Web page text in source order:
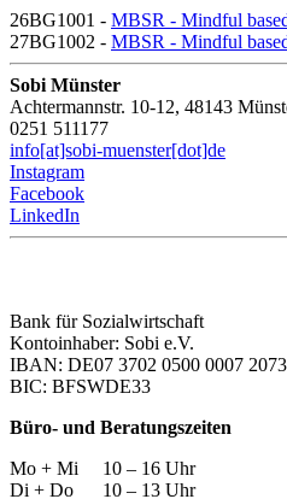
26BG1001 - MBSR - Mindful
27BG1002 - MBSR - Mindful
Sobi Münster
Achtermannstr. 10-12, 48143
0251 511177
info[at]sobi-muenster[dot]de
Instagram
Facebook
LinkedIn
Bank für Sozialwirtschaft
Kontoinhaber: Sobi e.V.
IBAN: DE07 3702 0500 0007
BIC: BFSWDE33
Büro- und Beratungszeiten
Mo + Mi 10 – 16 Uhr
Di + Do 10 – 13 Uhr